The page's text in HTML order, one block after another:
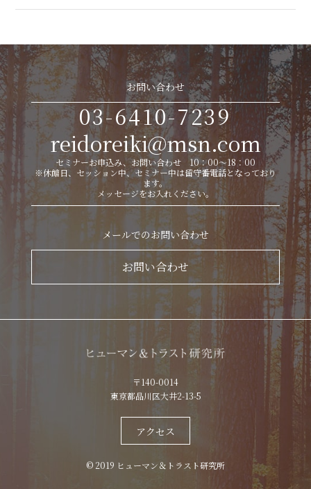
お問い合わせ
03-6410-7239
reidoreiki@msn.com
セミナーお申込み、お問い合わせ 10：00～18：00
※休館日、セッション中、セミナー中は留守番電話となっており
ます。
メッセージをお入れください。
メールでのお問い合わせ
お問い合わせ
〒140-0014
東京都品川区大井2-13-5
アクセス
© 2019 ヒューマン＆トラスト研究所